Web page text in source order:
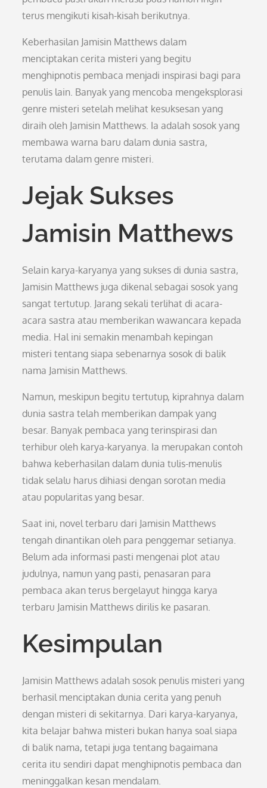
terus mengikuti kisah-kisah berikutnya.
Keberhasilan Jamisin Matthews dalam
menciptakan cerita misteri yang begitu
menghipnotis pembaca menjadi inspirasi bagi para
penulis lain. Banyak yang mencoba mengeksplorasi
genre misteri setelah melihat kesuksesan yang
diraih oleh Jamisin Matthews. Ia adalah sosok yang
membawa warna baru dalam dunia sastra,
terutama dalam genre misteri.
Jejak Sukses
Jamisin Matthews
Selain karya-karyanya yang sukses di dunia sastra,
Jamisin Matthews juga dikenal sebagai sosok yang
sangat tertutup. Jarang sekali terlihat di acara-
acara sastra atau memberikan wawancara kepada
media. Hal ini semakin menambah kepingan
misteri tentang siapa sebenarnya sosok di balik
nama Jamisin Matthews.
Namun, meskipun begitu tertutup, kiprahnya dalam
dunia sastra telah memberikan dampak yang
besar. Banyak pembaca yang terinspirasi dan
terhibur oleh karya-karyanya. Ia merupakan contoh
bahwa keberhasilan dalam dunia tulis-menulis
tidak selalu harus dihiasi dengan sorotan media
atau popularitas yang besar.
Saat ini, novel terbaru dari Jamisin Matthews
tengah dinantikan oleh para penggemar setianya.
Belum ada informasi pasti mengenai plot atau
judulnya, namun yang pasti, penasaran para
pembaca akan terus bergelayut hingga karya
terbaru Jamisin Matthews dirilis ke pasaran.
Kesimpulan
Jamisin Matthews adalah sosok penulis misteri yang
berhasil menciptakan dunia cerita yang penuh
dengan misteri di sekitarnya. Dari karya-karyanya,
kita belajar bahwa misteri bukan hanya soal siapa
di balik nama, tetapi juga tentang bagaimana
cerita itu sendiri dapat menghipnotis pembaca dan
meninggalkan kesan mendalam.